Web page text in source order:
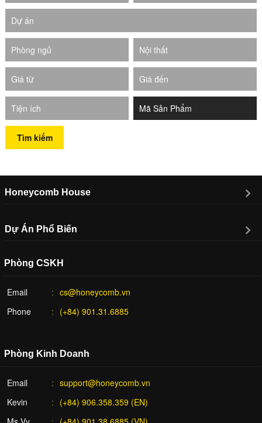
Dự án
Phòng ngủ Nội thất
Giá từ Giá đến
Tiện ích
Tìm kiếm
Honeycomb House
Dự Án Phổ Biến
Phòng CSKH
Email
cs@honeycomb.vn
Phone
(+84) 901.31.6885
Phòng Kinh Doanh
Email
support@honeycomb.vn
Kevin
(+84) 906.358.359 (EN)